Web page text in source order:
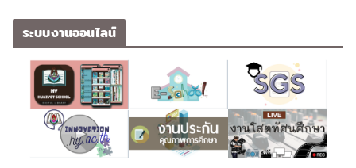
ระบบงานออนไลน์